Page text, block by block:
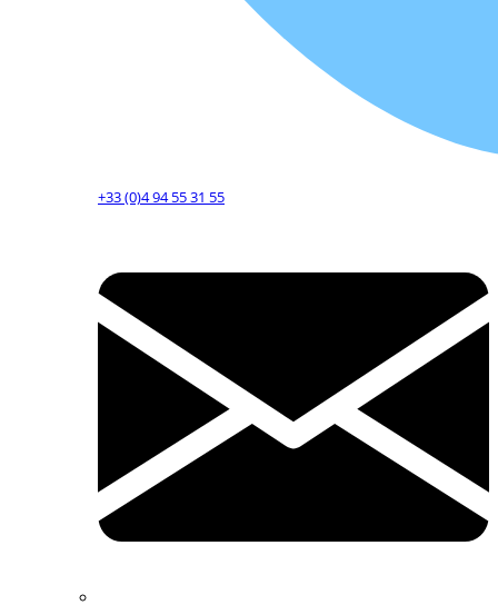
+33 (0)4 94 55 31 55